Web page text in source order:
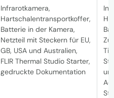
Infrarotkamera,
Hartschalentransportkoffer,
Batterie in der Kamera,
Netzteil mit Steckern für EU,
GB, USA und Australien,
FLIR Thermal Studio Starter,
gedruckte Dokumentation